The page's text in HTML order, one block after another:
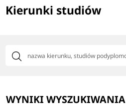
Kierunki studiów
WYNIKI WYSZUKIWANIA